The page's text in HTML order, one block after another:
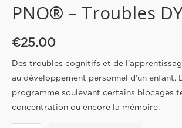
PNO® – Troubles
€25.00
Des troubles cognitifs et de
au développement personnel d’un enfant.
programme soulevant certains blocages
concentration ou encore la mémoire.